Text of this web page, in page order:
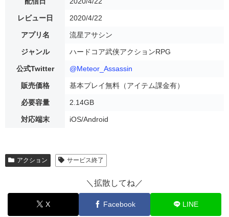
レビュー日 2020/4/22
アプリ名 流星アサシン
ジャンル ハードコア武侠アクションRPG
公式Twitter @Meteor_Assassin
販売価格 基本プレイ無料（アイテム課金有）
必要容量 2.14GB
対応端末 iOS/Android
アクション サービス終了
＼拡散してね／
X Facebook LINE